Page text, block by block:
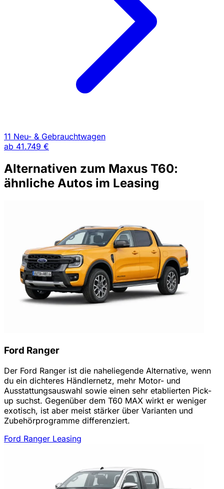
11 Neu- & Gebrauchtwagen
ab 41.749 €
Alternativen zum Maxus T60:
ähnliche Autos im Leasing
Ford Ranger
Der Ford Ranger ist die naheliegende Alternative, wenn
du ein dichteres Händlernetz, mehr Motor- und
Ausstattungsauswahl sowie einen sehr etablierten Pick-
up suchst. Gegenüber dem T60 MAX wirkt er weniger
exotisch, ist aber meist stärker über Varianten und
Zubehörprogramme differenziert.
Ford Ranger Leasing